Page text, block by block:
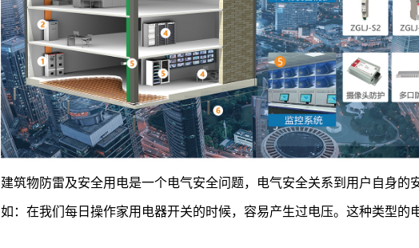
建筑物防雷及安全用电是一个电气安全问题，电气安全关系到用户自身的
如：在我们每日操作家用电器开关的时候，容易产生过电压。这种类型的